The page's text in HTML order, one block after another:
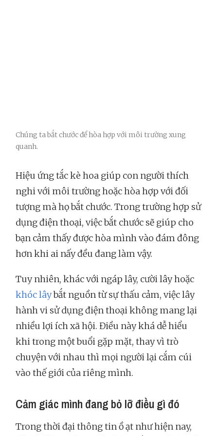
Chúng ta bắt chước để hòa hợp với môi trường xung
quanh.
Hiệu ứng tắc kè hoa giúp con người thích
nghi với môi trường hoặc hòa hợp với đối
tượng mà họ bắt chước. Trong trường hợp sử
dụng điện thoại, việc bắt chước sẽ giúp cho
bạn cảm thấy được hòa mình vào đám đông
hơn khi ai nấy đều đang làm vậy.
Tuy nhiên, khác với ngáp lây, cười lây hoặc
khóc lâybắt nguồn từ sự thấu cảm, việc lây
hành vi sử dụng điện thoại không mang lại
nhiều lợi ích xã hội. Điều này khá dễ hiểu
khi trong một buổi gặp mặt, thay vì trò
chuyện với nhau thì mọi người lại cắm cúi
vào thế giới của riêng mình.
Cảm giác mình đang bỏ lỡ điều gì đó
Trong thời đại thông tin ồ ạt như hiện nay,